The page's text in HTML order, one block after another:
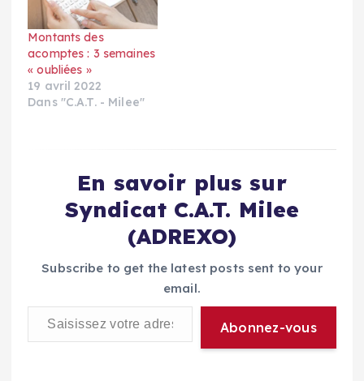
Montants des
acomptes : 3 semaines
« oubliées »
19 avril 2022
Dans "C.A.T. - Milee"
En savoir plus sur
Syndicat C.A.T. Milee
(ADREXO)
Subscribe to get the latest posts sent to your
email.
Saisissez votre adresse e-mail…
Abonnez-vous